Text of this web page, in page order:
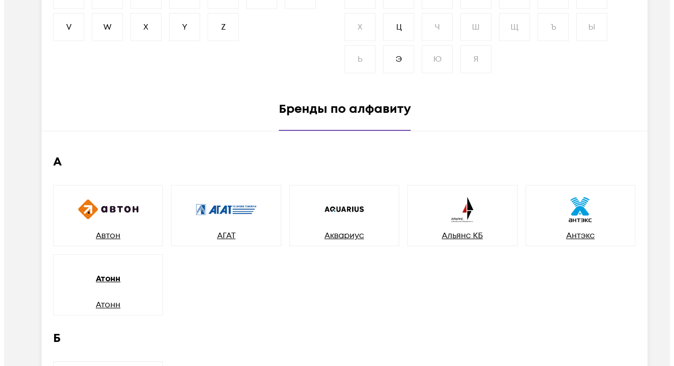
V W X Y Z Х Ц Ч Ш Щ Ъ Ы
Ь Э Ю Я
Бренды по алфавиту
А
Автон АГАТ Аквариус Альянс КБ Антэкс
Атонн
Атонн
Б